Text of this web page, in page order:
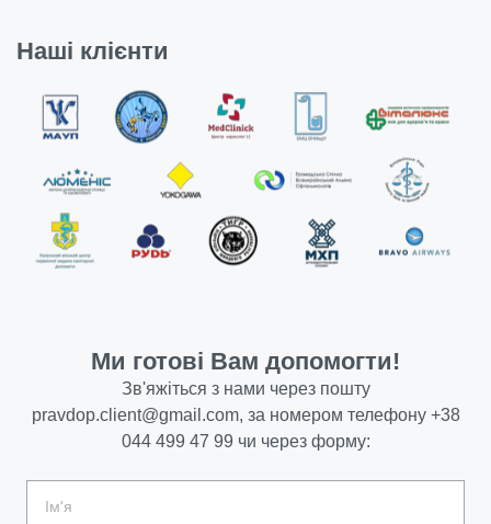
Наші клієнти
Ми готові Вам допомогти!
Зв'яжіться з нами через пошту
pravdop.client@gmail.com, за номером телефону +38
044 499 47 99 чи через форму: